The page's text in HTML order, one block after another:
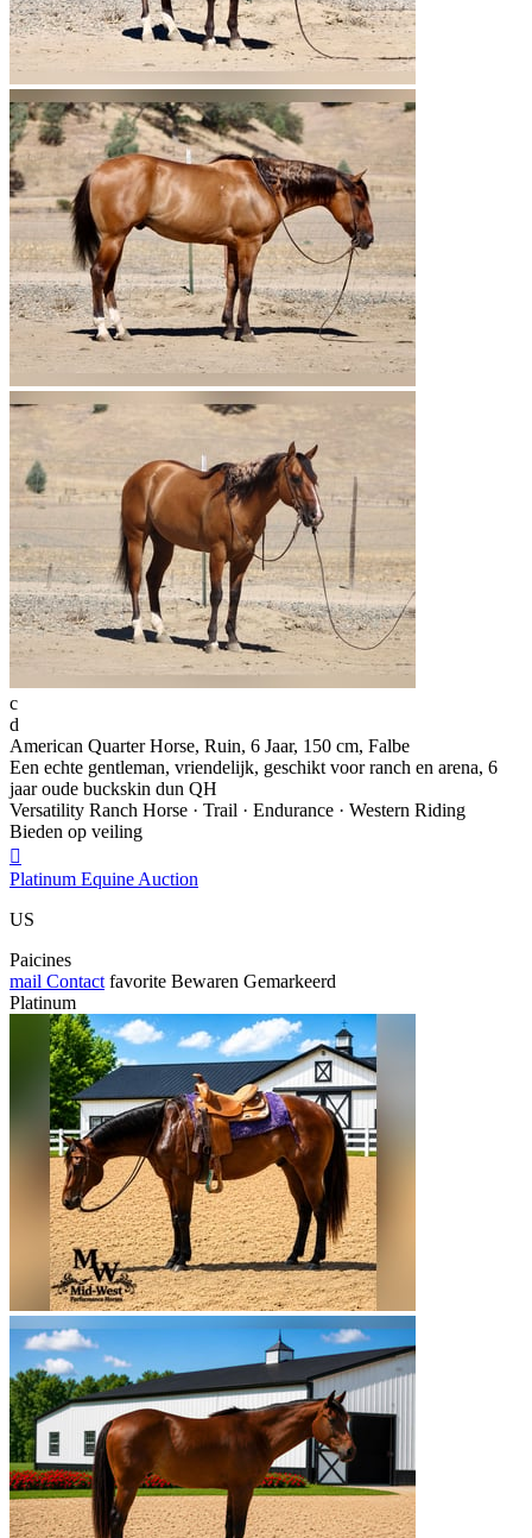
c
d
American Quarter Horse, Ruin, 6 Jaar, 150 cm, Falbe
Een echte gentleman, vriendelijk, geschikt voor ranch en arena, 6
jaar oude buckskin dun QH
Versatility Ranch Horse · Trail · Endurance · Western Riding
Bieden op veiling

Platinum Equine Auction
US
Paicines
mail Contact favorite Bewaren Gemarkeerd
Platinum